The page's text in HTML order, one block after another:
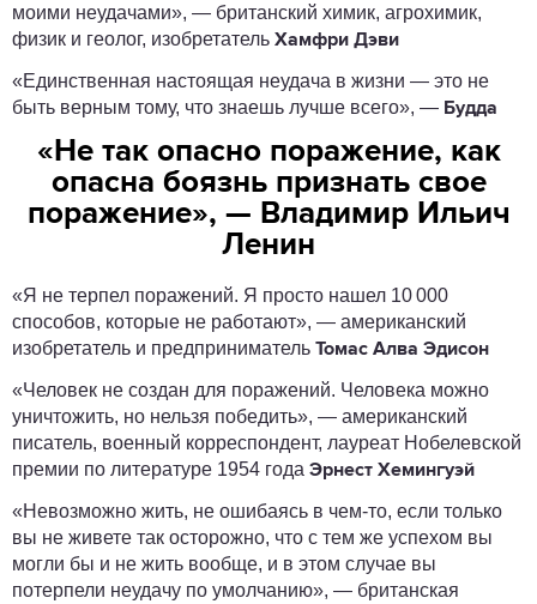
моими неудачами», — британский химик, агрохимик,
физик и геолог, изобретатель Хамфри Дэви
«Единственная настоящая неудача в жизни — это не
быть верным тому, что знаешь лучше всего», — Будда
«Не так опасно поражение, как
опасна боязнь признать свое
поражение», — Владимир Ильич
Ленин
«Я не терпел поражений. Я просто нашел 10 000
способов, которые не работают», — американский
изобретатель и предприниматель Томас Алва Эдисон
«Человек не создан для поражений. Человека можно
уничтожить, но нельзя победить», — американский
писатель, военный корреспондент, лауреат Нобелевской
премии по литературе 1954 года Эрнест Хемингуэй
«Невозможно жить, не ошибаясь в чем-то, если только
вы не живете так осторожно, что с тем же успехом вы
могли бы и не жить вообще, и в этом случае вы
потерпели неудачу по умолчанию», — британская